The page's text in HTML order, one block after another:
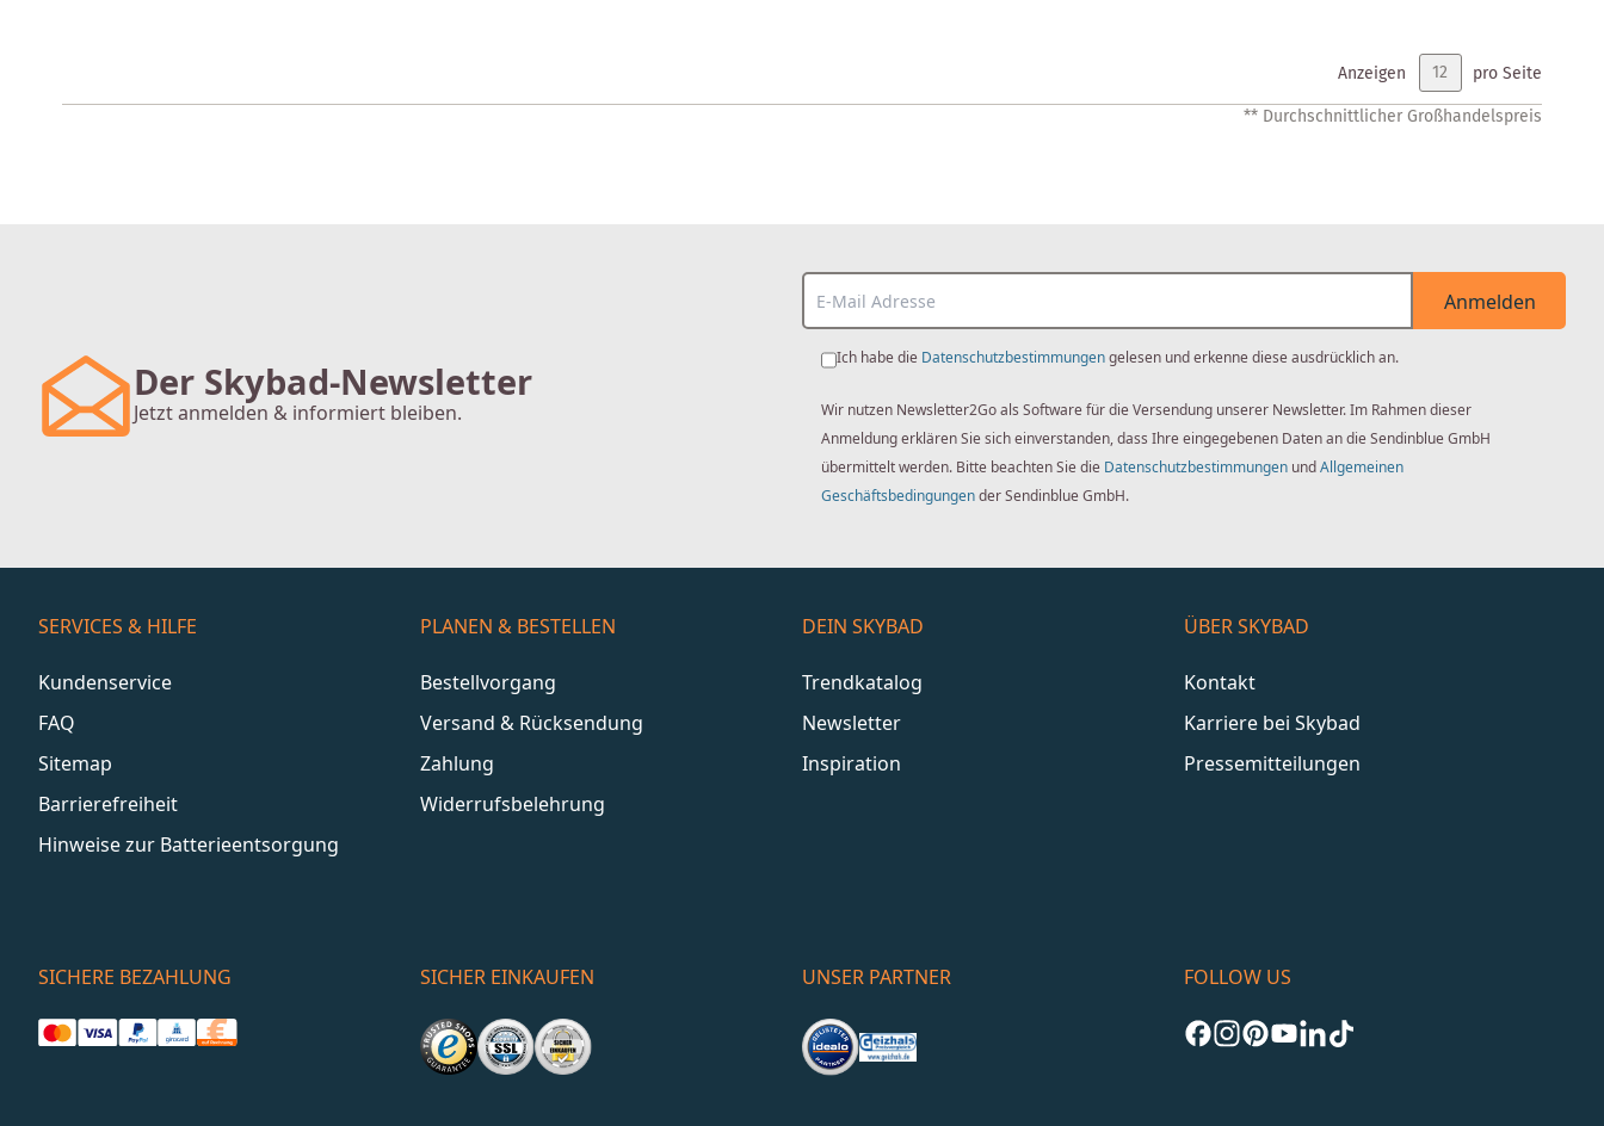
Anzeigen
pro Seite
** Durchschnittlicher Großhandelspreis
Der Skybad-Newsletter
Jetzt anmelden & informiert bleiben.
Anmelden
Ich habe die Datenschutzbestimmungengelesen und erkenne diese ausdrücklich an.
Wir nutzen Newsletter2Go als Software für die Versendung unserer Newsletter. Im Rahmen dieser
Anmeldung erklären Sie sich einverstanden, dass Ihre eingegebenen Daten an die Sendinblue GmbH
übermittelt werden. Bitte beachten Sie die Datenschutzbestimmungen undAllgemeinen
Geschäftsbedingungender Sendinblue GmbH.
SERVICES & HILFE
Kundenservice
FAQ
Sitemap
Barrierefreiheit
Hinweise zur Batterieentsorgung
PLANEN & BESTELLEN
Bestellvorgang
Versand & Rücksendung
Zahlung
Widerrufsbelehrung
DEIN SKYBAD
Trendkatalog
Newsletter
Inspiration
ÜBER SKYBAD
Kontakt
Karriere bei Skybad
Pressemitteilungen
SICHERE BEZAHLUNG SICHER EINKAUFEN UNSER PARTNER FOLLOW US